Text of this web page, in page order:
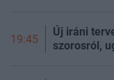
19:45
Új iráni
szorosról,